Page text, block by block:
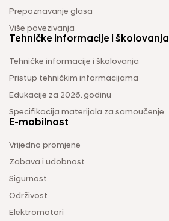
Prepoznavanje glasa
Više povezivanja
Tehničke informacije i školovanja
Tehničke informacije i školovanja
Pristup tehničkim informacijama
Edukacije za 2026. godinu
Specifikacija materijala za samoučenje
E-mobilnost
Vrijedno promjene
Zabava i udobnost
Sigurnost
Održivost
Elektromotori